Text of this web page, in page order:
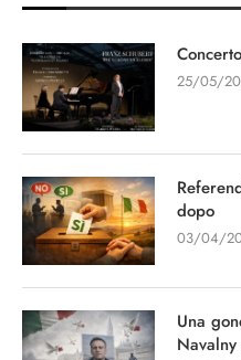
25/05/
dopo
03/04/
Una